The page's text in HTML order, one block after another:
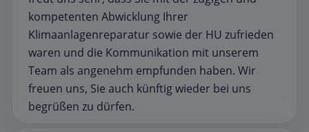
kompetenten Abwicklung Ihrer
Klimaanlagenreparatur sowie der HU zufrieden
waren und die Kommunikation mit unserem
Team als angenehm empfunden haben. Wir
freuen uns, Sie auch künftig wieder bei uns
begrüßen zu dürfen.